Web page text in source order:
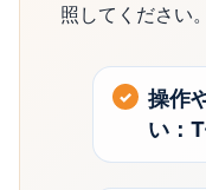
照してください。
操作
い：